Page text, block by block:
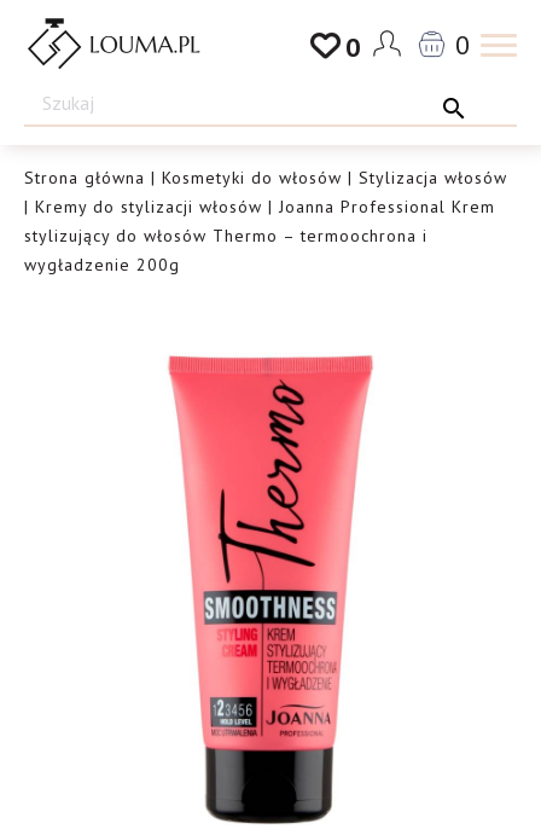
Przejdź
Drogeria
Louma.pl
0 0
Strona główna | Kosmetyki do włosów | Stylizacja włosów
| Kremy do stylizacji włosów | Joanna Professional Krem
stylizujący do włosów Thermo – termoochrona i
wygładzenie 200g